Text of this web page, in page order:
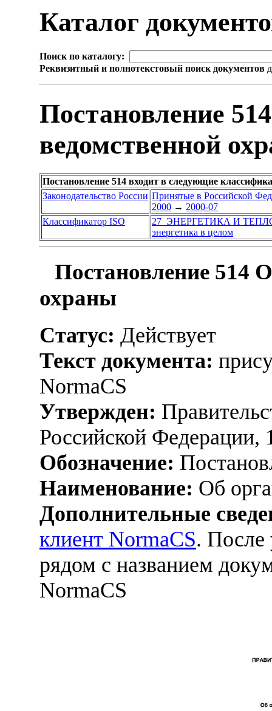
Каталог
Поиск по каталогу:
Реквизитный и полнотекстовый поиск документов
Постановление
ведомственной
Постановление 514 входит в следующие
Законодательство России Принятые в Российской
2000 → 2000-07
Классификатор ISO
27 ЭНЕРГЕТИКА И
энергетика в целом
Постановление 514
охраны
Статус: Действует
Текст документа:
NormaCS
Утвержден:
Российской Федерации,
Обозначение:
Наименование: Об
Дополнительные
клиент NormaCS. После
рядом с названием
NormaCS